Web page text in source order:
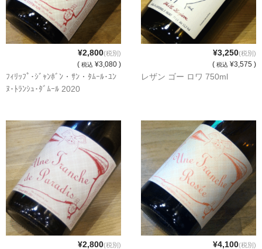
Italia/ｲｱﾀﾘｱ
Abruzzo/ｱﾌﾞﾙｯﾂｫ州
Fabulas（ﾌｧﾋﾞｭﾗｽ）
United States of America / ｱﾒﾘｶ合衆国
和-リキュール
ひやおろし
たまり
キッコウトミ
¥2,800(税別)
( 税込 ¥3,080 )
ﾌｨﾘｯﾌﾟ･ｼﾞｬﾝﾎﾞﾝ・ｻﾝ・ﾀﾑｰﾙ･ﾕﾝ
ﾇ･ﾄﾗﾝｼｭ･ﾀﾞﾑｰﾙ 2020
¥3,250(税別)
( 税込 ¥3,575 )
レザン ゴー ロワ 750ml
¥2,800(税別) ¥4,100(税別)